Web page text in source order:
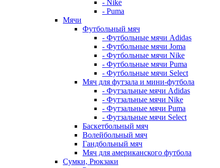
- Nike
- Puma
Мячи
Футбольный мяч
- Футбольные мячи Adidas
- Футбольные мячи Joma
- Футбольные мячи Nike
- Футбольные мячи Puma
- Футбольные мячи Select
Мяч для футзала и мини-футбола
- Футзальные мячи Adidas
- Футзальные мячи Nike
- Футзальные мячи Puma
- Футзальные мячи Select
Баскетбольный мяч
Волейбольный мяч
Гандбольный мяч
Мяч для американского футбола
Сумки, Рюкзаки